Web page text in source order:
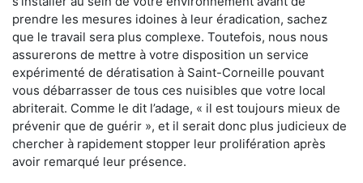
prendre les mesures idoines à leur éradication, sachez
que le travail sera plus complexe. Toutefois, nous nous
assurerons de mettre à votre disposition un service
expérimenté de dératisation à Saint-Corneille pouvant
vous débarrasser de tous ces nuisibles que votre local
abriterait. Comme le dit l’adage, « il est toujours mieux de
prévenir que de guérir », et il serait donc plus judicieux de
chercher à rapidement stopper leur prolifération après
avoir remarqué leur présence.